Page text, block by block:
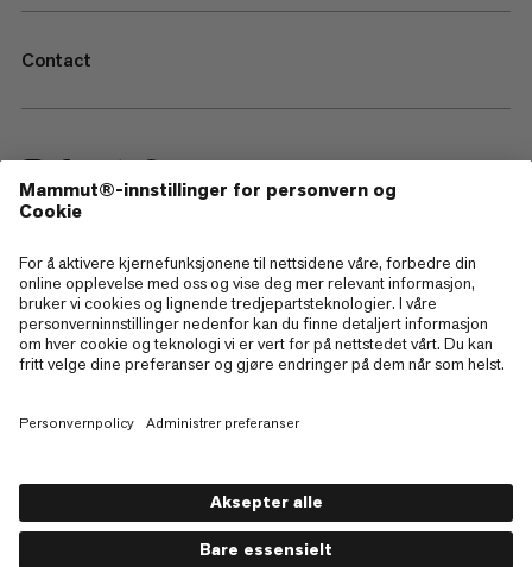
Contact
—
Sitemap
Cookies
Juridisk merknad
Retningslinjer for personvern